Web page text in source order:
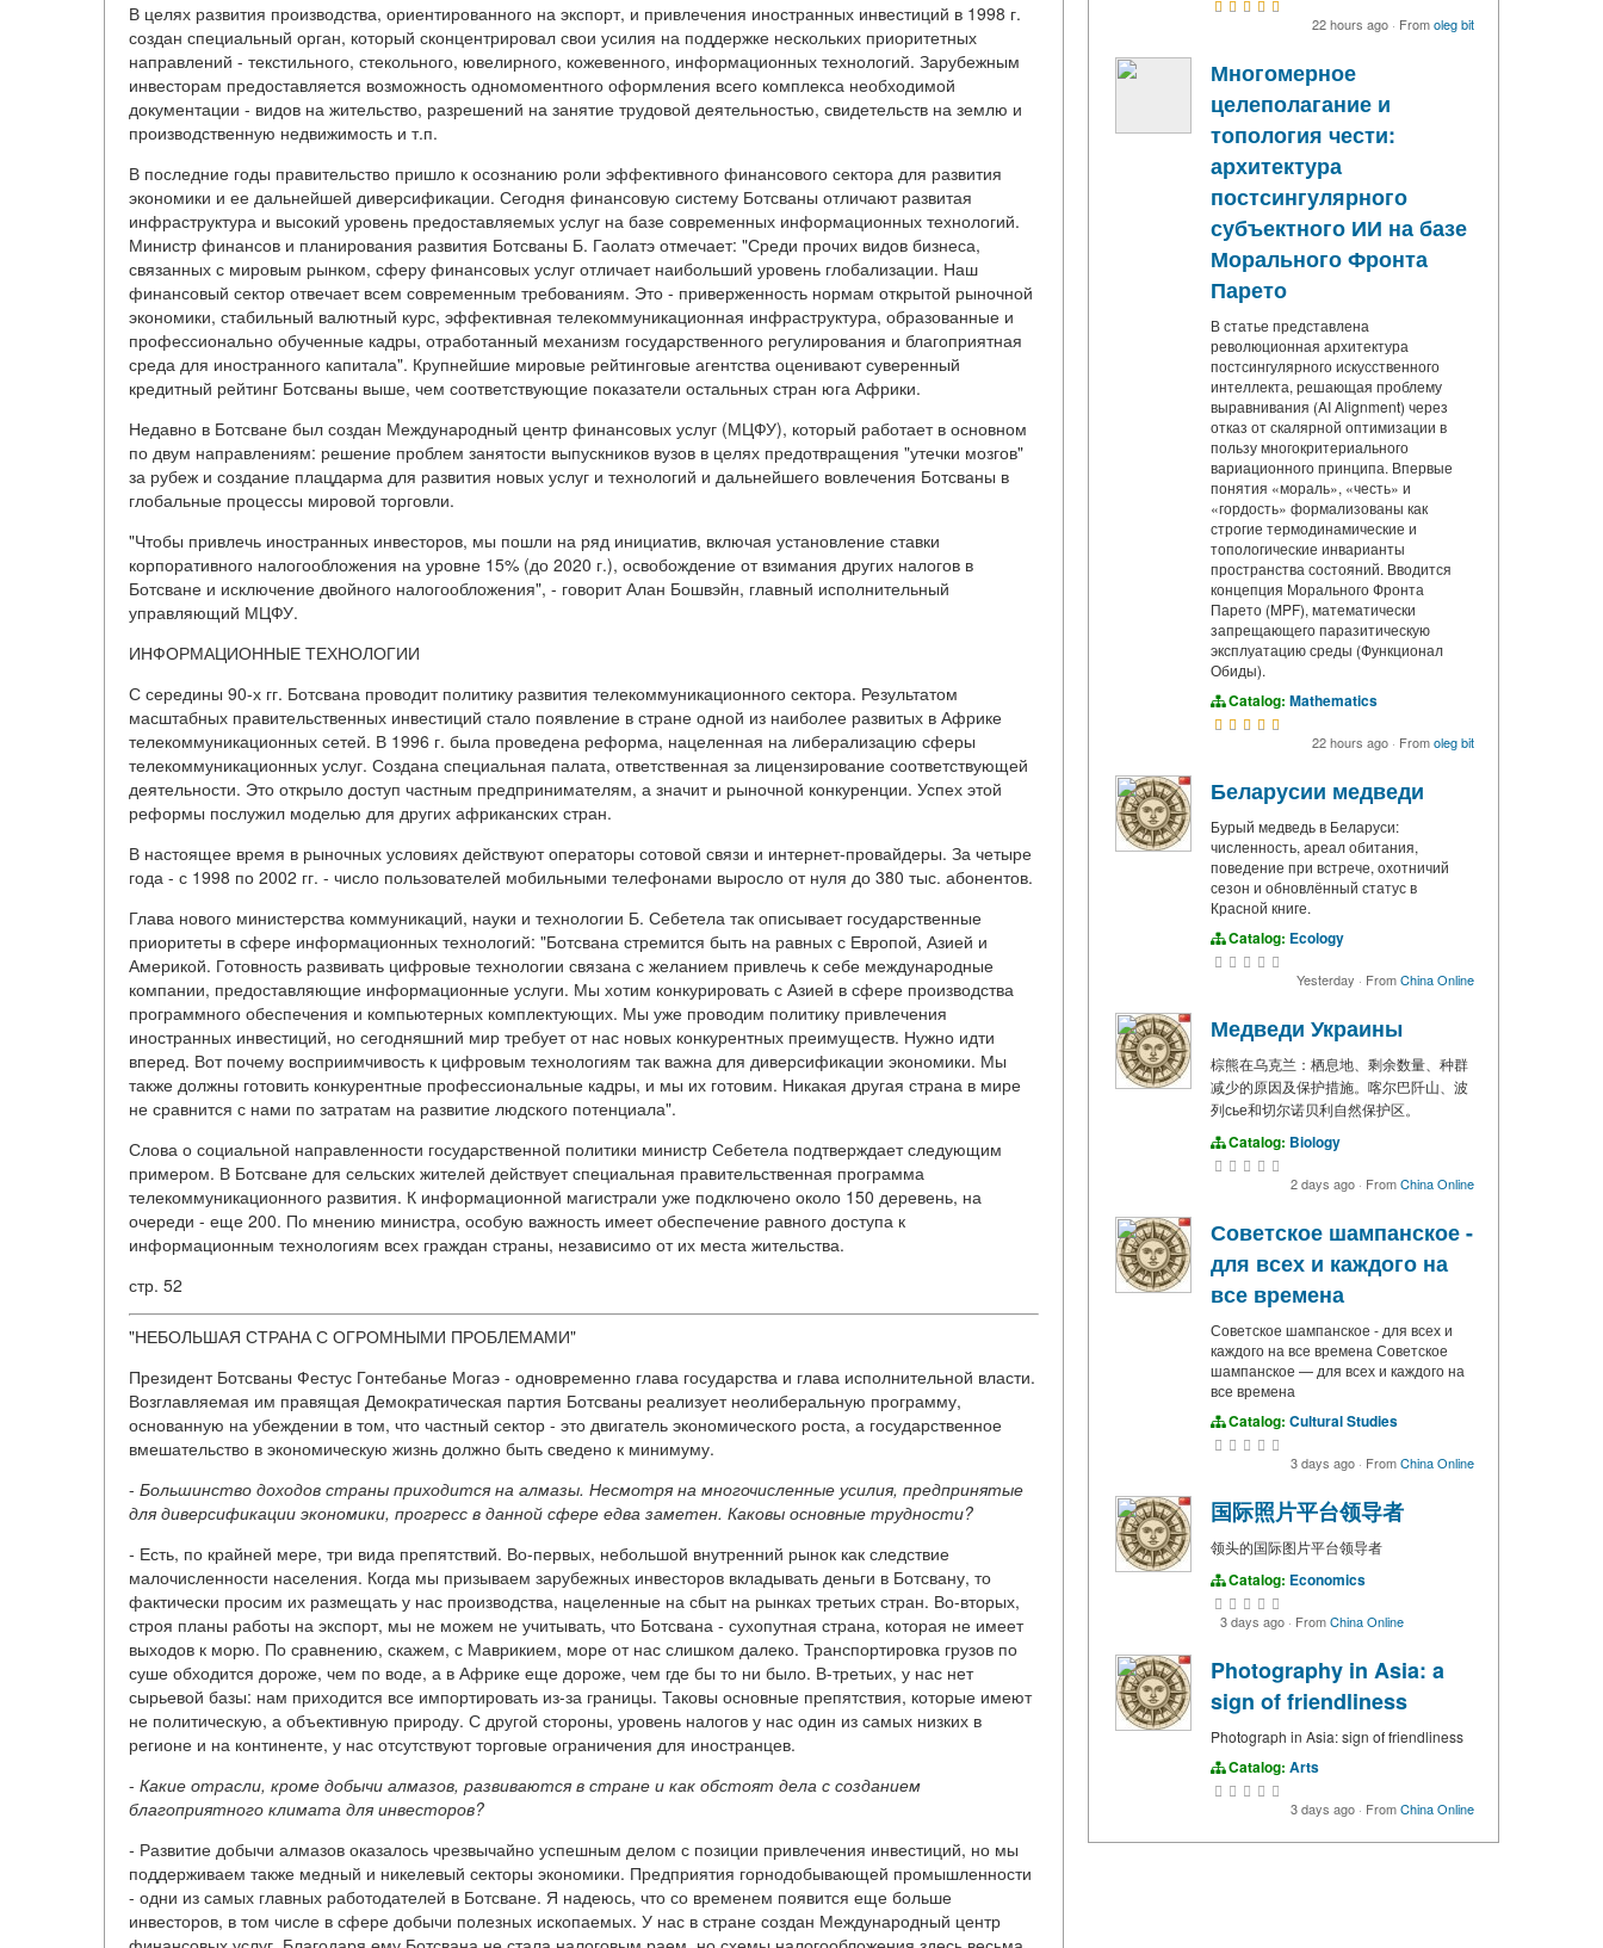
В целях развития производства, ориентированного на экспорт, и привлечения иностранных инвестиций в 1998 г.
создан специальный орган, который сконцентрировал свои усилия на поддержке нескольких приоритетных
направлений - текстильного, стекольного, ювелирного, кожевенного, информационных технологий. Зарубежным
инвесторам предоставляется возможность одномоментного оформления всего комплекса необходимой
документации - видов на жительство, разрешений на занятие трудовой деятельностью, свидетельств на землю и
производственную недвижимость и т.п.
В последние годы правительство пришло к осознанию роли эффективного финансового сектора для развития
экономики и ее дальнейшей диверсификации. Сегодня финансовую систему Ботсваны отличают развитая
инфраструктура и высокий уровень предоставляемых услуг на базе современных информационных технологий.
Министр финансов и планирования развития Ботсваны Б. Гаолатэ отмечает: "Среди прочих видов бизнеса,
связанных с мировым рынком, сферу финансовых услуг отличает наибольший уровень глобализации. Наш
финансовый сектор отвечает всем современным требованиям. Это - приверженность нормам открытой рыночной
экономики, стабильный валютный курс, эффективная телекоммуникационная инфраструктура, образованные и
профессионально обученные кадры, отработанный механизм государственного регулирования и благоприятная
среда для иностранного капитала". Крупнейшие мировые рейтинговые агентства оценивают суверенный
кредитный рейтинг Ботсваны выше, чем соответствующие показатели остальных стран юга Африки.
Недавно в Ботсване был создан Международный центр финансовых услуг (МЦФУ), который работает в основном
по двум направлениям: решение проблем занятости выпускников вузов в целях предотвращения "утечки мозгов"
за рубеж и создание плацдарма для развития новых услуг и технологий и дальнейшего вовлечения Ботсваны в
глобальные процессы мировой торговли.
"Чтобы привлечь иностранных инвесторов, мы пошли на ряд инициатив, включая установление ставки
корпоративного налогообложения на уровне 15% (до 2020 г.), освобождение от взимания других налогов в
Ботсване и исключение двойного налогообложения", - говорит Алан Бошвэйн, главный исполнительный
управляющий МЦФУ.
ИНФОРМАЦИОННЫЕ ТЕХНОЛОГИИ
С середины 90-х гг. Ботсвана проводит политику развития телекоммуникационного сектора. Результатом
масштабных правительственных инвестиций стало появление в стране одной из наиболее развитых в Африке
телекоммуникационных сетей. В 1996 г. была проведена реформа, нацеленная на либерализацию сферы
телекоммуникационных услуг. Создана специальная палата, ответственная за лицензирование соответствующей
деятельности. Это открыло доступ частным предпринимателям, а значит и рыночной конкуренции. Успех этой
реформы послужил моделью для других африканских стран.
В настоящее время в рыночных условиях действуют операторы сотовой связи и интернет-провайдеры. За четыре
года - с 1998 по 2002 гг. - число пользователей мобильными телефонами выросло от нуля до 380 тыс. абонентов.
Глава нового министерства коммуникаций, науки и технологии Б. Себетела так описывает государственные
приоритеты в сфере информационных технологий: "Ботсвана стремится быть на равных с Европой, Азией и
Америкой. Готовность развивать цифровые технологии связана с желанием привлечь к себе международные
компании, предоставляющие информационные услуги. Мы хотим конкурировать с Азией в сфере производства
программного обеспечения и компьютерных комплектующих. Мы уже проводим политику привлечения
иностранных инвестиций, но сегодняшний мир требует от нас новых конкурентных преимуществ. Нужно идти
вперед. Вот почему восприимчивость к цифровым технологиям так важна для диверсификации экономики. Мы
также должны готовить конкурентные профессиональные кадры, и мы их готовим. Никакая другая страна в мире
не сравнится с нами по затратам на развитие людского потенциала".
Слова о социальной направленности государственной политики министр Себетела подтверждает следующим
примером. В Ботсване для сельских жителей действует специальная правительственная программа
телекоммуникационного развития. К информационной магистрали уже подключено около 150 деревень, на
очереди - еще 200. По мнению министра, особую важность имеет обеспечение равного доступа к
информационным технологиям всех граждан страны, независимо от их места жительства.
стр. 52
"НЕБОЛЬШАЯ СТРАНА С ОГРОМНЫМИ ПРОБЛЕМАМИ"
Президент Ботсваны Фестус Гонтебанье Могаэ - одновременно глава государства и глава исполнительной власти.
Возглавляемая им правящая Демократическая партия Ботсваны реализует неолиберальную программу,
основанную на убеждении в том, что частный сектор - это двигатель экономического роста, а государственное
вмешательство в экономическую жизнь должно быть сведено к минимуму.
- Большинство доходов страны приходится на алмазы. Несмотря на многочисленные усилия, предпринятые
для диверсификации экономики, прогресс в данной сфере едва заметен. Каковы основные трудности?
- Есть, по крайней мере, три вида препятствий. Во-первых, небольшой внутренний рынок как следствие
малочисленности населения. Когда мы призываем зарубежных инвесторов вкладывать деньги в Ботсвану, то
фактически просим их размещать у нас производства, нацеленные на сбыт на рынках третьих стран. Во-вторых,
строя планы работы на экспорт, мы не можем не учитывать, что Ботсвана - сухопутная страна, которая не имеет
выходов к морю. По сравнению, скажем, с Маврикием, море от нас слишком далеко. Транспортировка грузов по
суше обходится дороже, чем по воде, а в Африке еще дороже, чем где бы то ни было. В-третьих, у нас нет
сырьевой базы: нам приходится все импортировать из-за границы. Таковы основные препятствия, которые имеют
не политическую, а объективную природу. С другой стороны, уровень налогов у нас один из самых низких в
регионе и на континенте, у нас отсутствуют торговые ограничения для иностранцев.
- Какие отрасли, кроме добычи алмазов, развиваются в стране и как обстоят дела с созданием
благоприятного климата для инвесторов?
- Развитие добычи алмазов оказалось чрезвычайно успешным делом с позиции привлечения инвестиций, но мы
поддерживаем также медный и никелевый секторы экономики. Предприятия горнодобывающей промышленности
- одни из самых главных работодателей в Ботсване. Я надеюсь, что со временем появится еще больше
инвесторов, в том числе в сфере добычи полезных ископаемых. У нас в стране создан Международный центр
22 hours ago · Fromoleg bit
Многомерное
целеполагание и
топология чести:
архитектура
постсингулярного
субъектного ИИ на базе
Морального Фронта
Парето
В статье представлена
революционная архитектура
постсингулярного искусственного
интеллекта, решающая проблему
выравнивания (AI Alignment) через
отказ от скалярной оптимизации в
пользу многокритериального
вариационного принципа. Впервые
понятия «мораль», «честь» и
«гордость» формализованы как
строгие термодинамические и
топологические инварианты
пространства состояний. Вводится
концепция Морального Фронта
Парето (MPF), математически
запрещающего паразитическую
эксплуатацию среды (Функционал
Обиды).
Catalog: Mathematics
22 hours ago · Fromoleg bit
Беларусии медведи
Бурый медведь в Беларуси:
численность, ареал обитания,
поведение при встрече, охотничий
сезон и обновлённый статус в
Красной книге.
Catalog: Ecology
Yesterday · FromChina Online
Медведи Украины
棕熊在乌克兰：栖息地、剩余数量、种群
减少的原因及保护措施。喀尔巴阡山、波
列сье和切尔诺贝利自然保护区。
Catalog: Biology
2 days ago · FromChina Online
Советское шампанское -
для всех и каждого на
все времена
Советское шампанское - для всех и
каждого на все времена Советское
шампанское — для всех и каждого на
все времена
Catalog: Cultural Studies
3 days ago · FromChina Online
国际照片平台领导者
领头的国际图片平台领导者
Catalog: Economics
3 days ago · FromChina Online
Photography in Asia: a
sign of friendliness
Photograph in Asia: sign of friendliness
Catalog: Arts
3 days ago · FromChina Online